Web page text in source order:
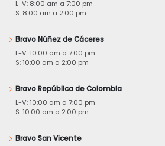
L-V: 8:00 am a 7:00 pm
S: 8:00 am a 2:00 pm
Bravo Núñez de Cáceres
L-V: 10:00 am a 7:00 pm
S: 10:00 am a 2:00 pm
Bravo República de Colombia
L-V: 10:00 am a 7:00 pm
S: 10:00 am a 2:00 pm
Bravo San Vicente